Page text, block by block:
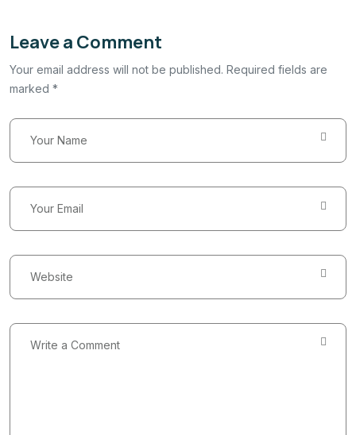
Leave a Comment
Your email address will not be published. Required fields are
marked *